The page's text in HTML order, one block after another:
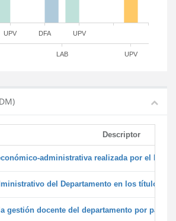
DFA
UPV UPV
LAB UPV
Descriptor
administrativa realizada por el
del Departamento en los títulos de
gestión docente del departamento por parte